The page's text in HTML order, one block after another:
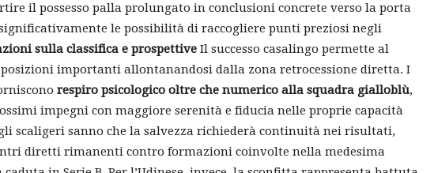
il possesso palla prolungato in conclusioni concrete verso la porta
le possibilità di raccogliere punti preziosi negli
sulla classifica e prospettive Il successo casalingo permette al
importanti allontanandosi dalla zona retrocessione diretta. I
respiro psicologico oltre che numerico alla squadra gialloblù,
impegni con maggiore serenità e fiducia nelle proprie capacità
scaligeri sanno che la salvezza richiederà continuità nei risultati,
diretti rimanenti contro formazioni coinvolte nella medesima